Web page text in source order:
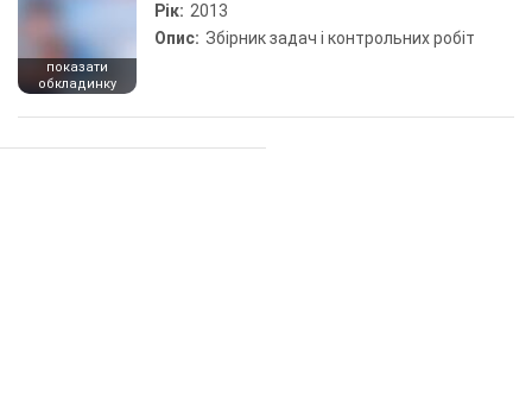
показати
обкладинку
Рік: 2013
Опис: Збірник задач і контрольних робіт